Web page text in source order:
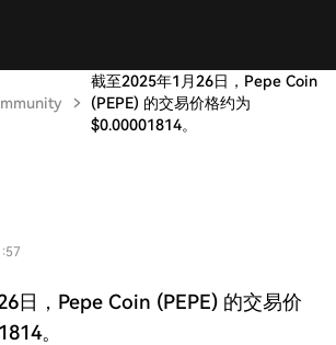
截至2025年1月26日，Pepe Coin
(PEPE) 的交易价格约为
$0.00001814。
日，Pepe Coin (PEPE) 的交易价
。